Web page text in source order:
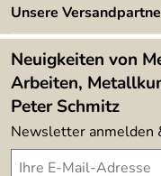
Newsletter
Lieferbedingungen
Kundenbewertungen
4,9/5
Unsere
Neuigkeiten von
Arbeiten,
Peter Schmitz
Newsletter anmelden